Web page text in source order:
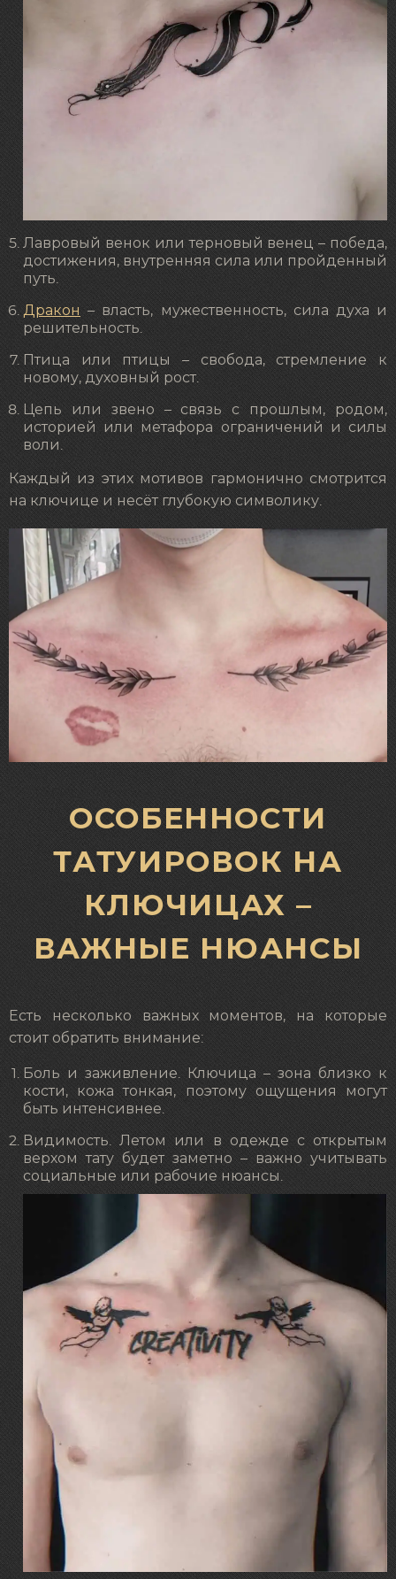
Лавровый венок или терновый венец – победа,
достижения, внутренняя сила или пройденный
путь.
Дракон
– власть, мужественность, сила духа и
решительность.
Птица или птицы – свобода, стремление к
новому, духовный рост.
Цепь или звено – связь с прошлым, родом,
историей или метафора ограничений и силы
воли.
Каждый из этих мотивов гармонично смотрится
на ключице и несёт глубокую символику.
ОСОБЕННОСТИ
ТАТУИРОВОК НА
КЛЮЧИЦАХ –
ВАЖНЫЕ НЮАНСЫ
Есть несколько важных моментов, на которые
стоит обратить внимание:
Боль и заживление. Ключица – зона близко к
кости, кожа тонкая, поэтому ощущения могут
быть интенсивнее.
Видимость. Летом или в одежде с открытым
верхом тату будет заметно – важно учитывать
социальные или рабочие нюансы.